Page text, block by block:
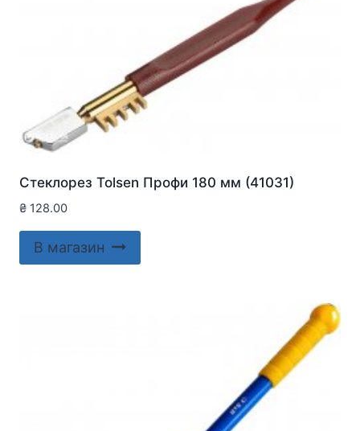
Стеклорез Tolsen Профи 180 мм (41031)
₴ 128.00
В магазин